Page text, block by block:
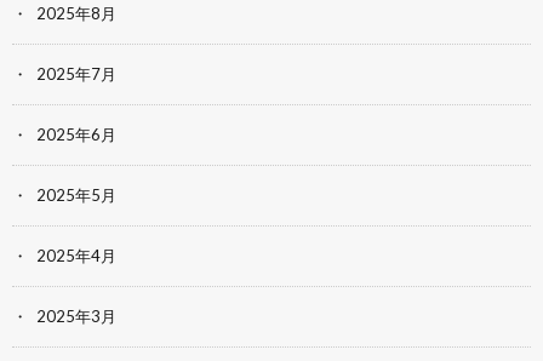
2025年8月
2025年7月
2025年6月
2025年5月
2025年4月
2025年3月